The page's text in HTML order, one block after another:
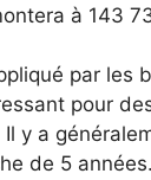
à 143
par les
pour
y a
de 5 années.